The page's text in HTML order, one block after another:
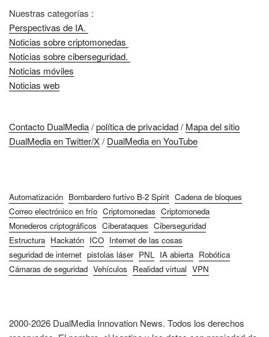
Nuestras categorías :
Perspectivas de IA.
Noticias sobre criptomonedas
Noticias sobre ciberseguridad.
Noticias móviles
Noticias web
Contacto DualMedia/política de privacidad/ Mapa del sitio
DualMedia en Twitter/X/ DualMedia en YouTube
Automatización Bombardero furtivo B-2 Spirit Cadena de bloques
Correo electrónico en frío Criptomonedas Criptomoneda
Monederos criptográficos Ciberataques Ciberseguridad
Estructura Hackatón ICO Internet de las cosas
seguridad de internet pistolas láser PNL IA abierta Robótica
Cámaras de seguridad Vehículos Realidad virtual VPN
2000-2026 DualMedia Innovation News. Todos los derechos